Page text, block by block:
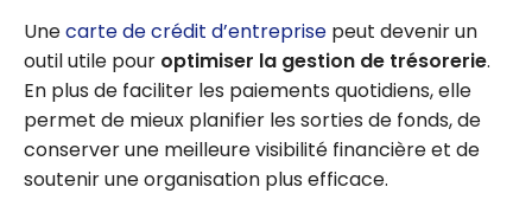
inconvénie
nts
Unecarte de crédit d’entreprise peut devenir un
outil utile pour optimiser la gestion de trésorerie.
En plus de faciliter les paiements quotidiens, elle
permet de mieux planifier les sorties de fonds, de
conserver une meilleure visibilité financière et de
soutenir une organisation plus efficace.